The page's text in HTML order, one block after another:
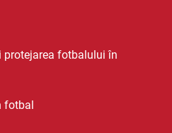
protejarea fotbalului în
fotbal